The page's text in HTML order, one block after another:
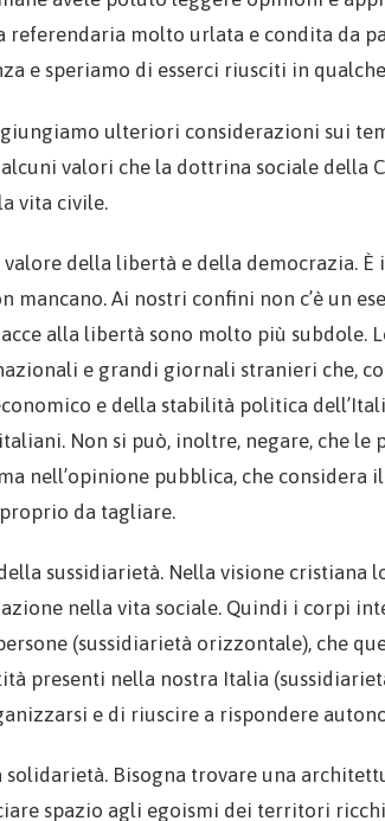
referendaria molto urlata e condita da
e speriamo di esserci riusciti in
ulteriori considerazioni sui
valori che la dottrina sociale della
vita civile.
della libertà e della democrazia.
mancano. Ai nostri confini non c’è un
alla libertà sono molto più
e grandi giornali stranieri che,
e della stabilità politica
Non si può, inoltre, negare, che le
nell’opinione pubblica, che
da tagliare.
sussidiarietà. Nella visione cristiana
nella vita sociale. Quindi i corpi
(sussidiarietà orizzontale), che
presenti nella nostra Italia
e di riuscire a rispondere
Bisogna trovare una
spazio agli egoismi dei territori